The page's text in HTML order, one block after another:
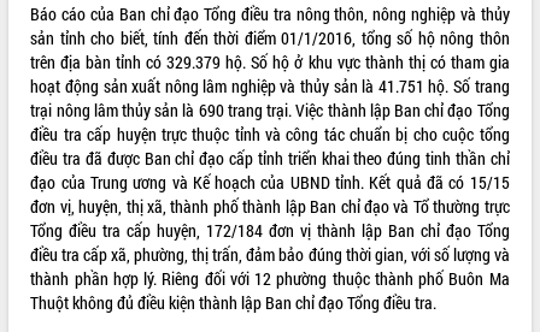
Báo cáo của Ban chỉ đạo Tổng điều tra nông thôn, nông nghiệp và thủy
sản tỉnh cho biết, tính đến thời điểm 01/1/2016, tổng số hộ nông thôn
trên địa bàn tỉnh có 329.379 hộ. Số hộ ở khu vực thành thị có tham gia
hoạt động sản xuất nông lâm nghiệp và thủy sản là 41.751 hộ. Số trang
trại nông lâm thủy sản là 690 trang trại. Việc thành lập Ban chỉ đạo Tổng
điều tra cấp huyện trực thuộc tỉnh và công tác chuẩn bị cho cuộc tổng
điều tra đã được Ban chỉ đạo cấp tỉnh triển khai theo đúng tinh thần chỉ
đạo của Trung ương và Kế hoạch của UBND tỉnh. Kết quả đã có 15/15
đơn vị, huyện, thị xã, thành phố thành lập Ban chỉ đạo và Tổ thường trực
Tổng điều tra cấp huyện, 172/184 đơn vị thành lập Ban chỉ đạo Tổng
điều tra cấp xã, phường, thị trấn, đảm bảo đúng thời gian, với số lượng và
thành phần hợp lý. Riêng đối với 12 phường thuộc thành phố Buôn Ma
Thuột không đủ điều kiện thành lập Ban chỉ đạo Tổng điều tra.